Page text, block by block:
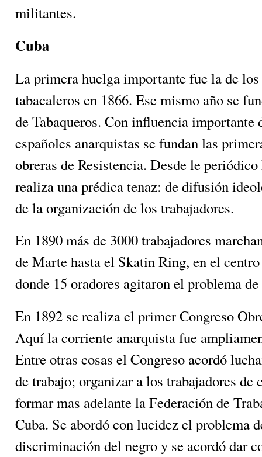
militantes.
Cuba
La primera huelga importante fue la de
tabacaleros en 1866. Ese mismo año se
de Tabaqueros. Con influencia importante
españoles anarquistas se fundan las
obreras de Resistencia. Desde le
realiza una prédica tenaz: de difusión
de la organización de los trabajadores.
En 1890 más de 3000 trabajadores
de Marte hasta el Skatin Ring, en el
donde 15 oradores agitaron el problema
En 1892 se realiza el primer Congreso
Aquí la corriente anarquista fue
Entre otras cosas el Congreso acordó
de trabajo; organizar a los trabajadores de
formar mas adelante la Federación de
Cuba. Se abordó con lucidez el problema
discriminación del negro y se acordó dar